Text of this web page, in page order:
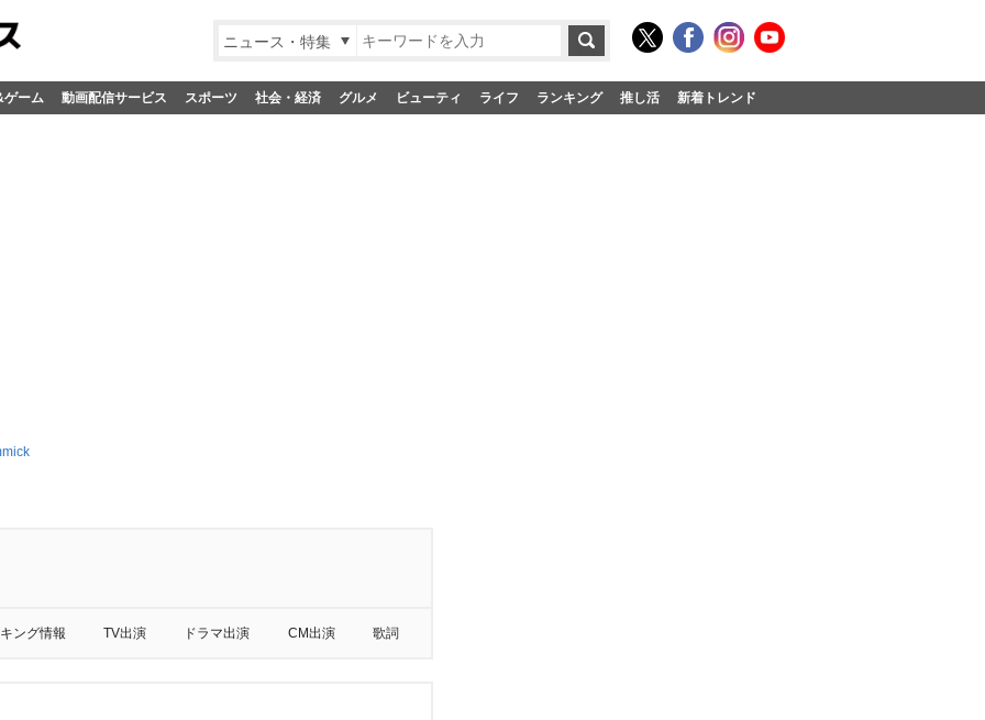
ニュース・特集
ゲーム 動画配信サービス スポーツ 社会・経済 グルメ ビューティ ライフ ランキング 推し活 新着トレンド
ング情報 TV出演 ドラマ出演 CM出演 歌詞